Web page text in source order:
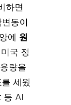
하면
동이
에 원
국 정
량을
세웠
등 AI